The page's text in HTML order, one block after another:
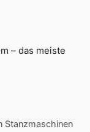
– das meiste
Stanzmaschinen